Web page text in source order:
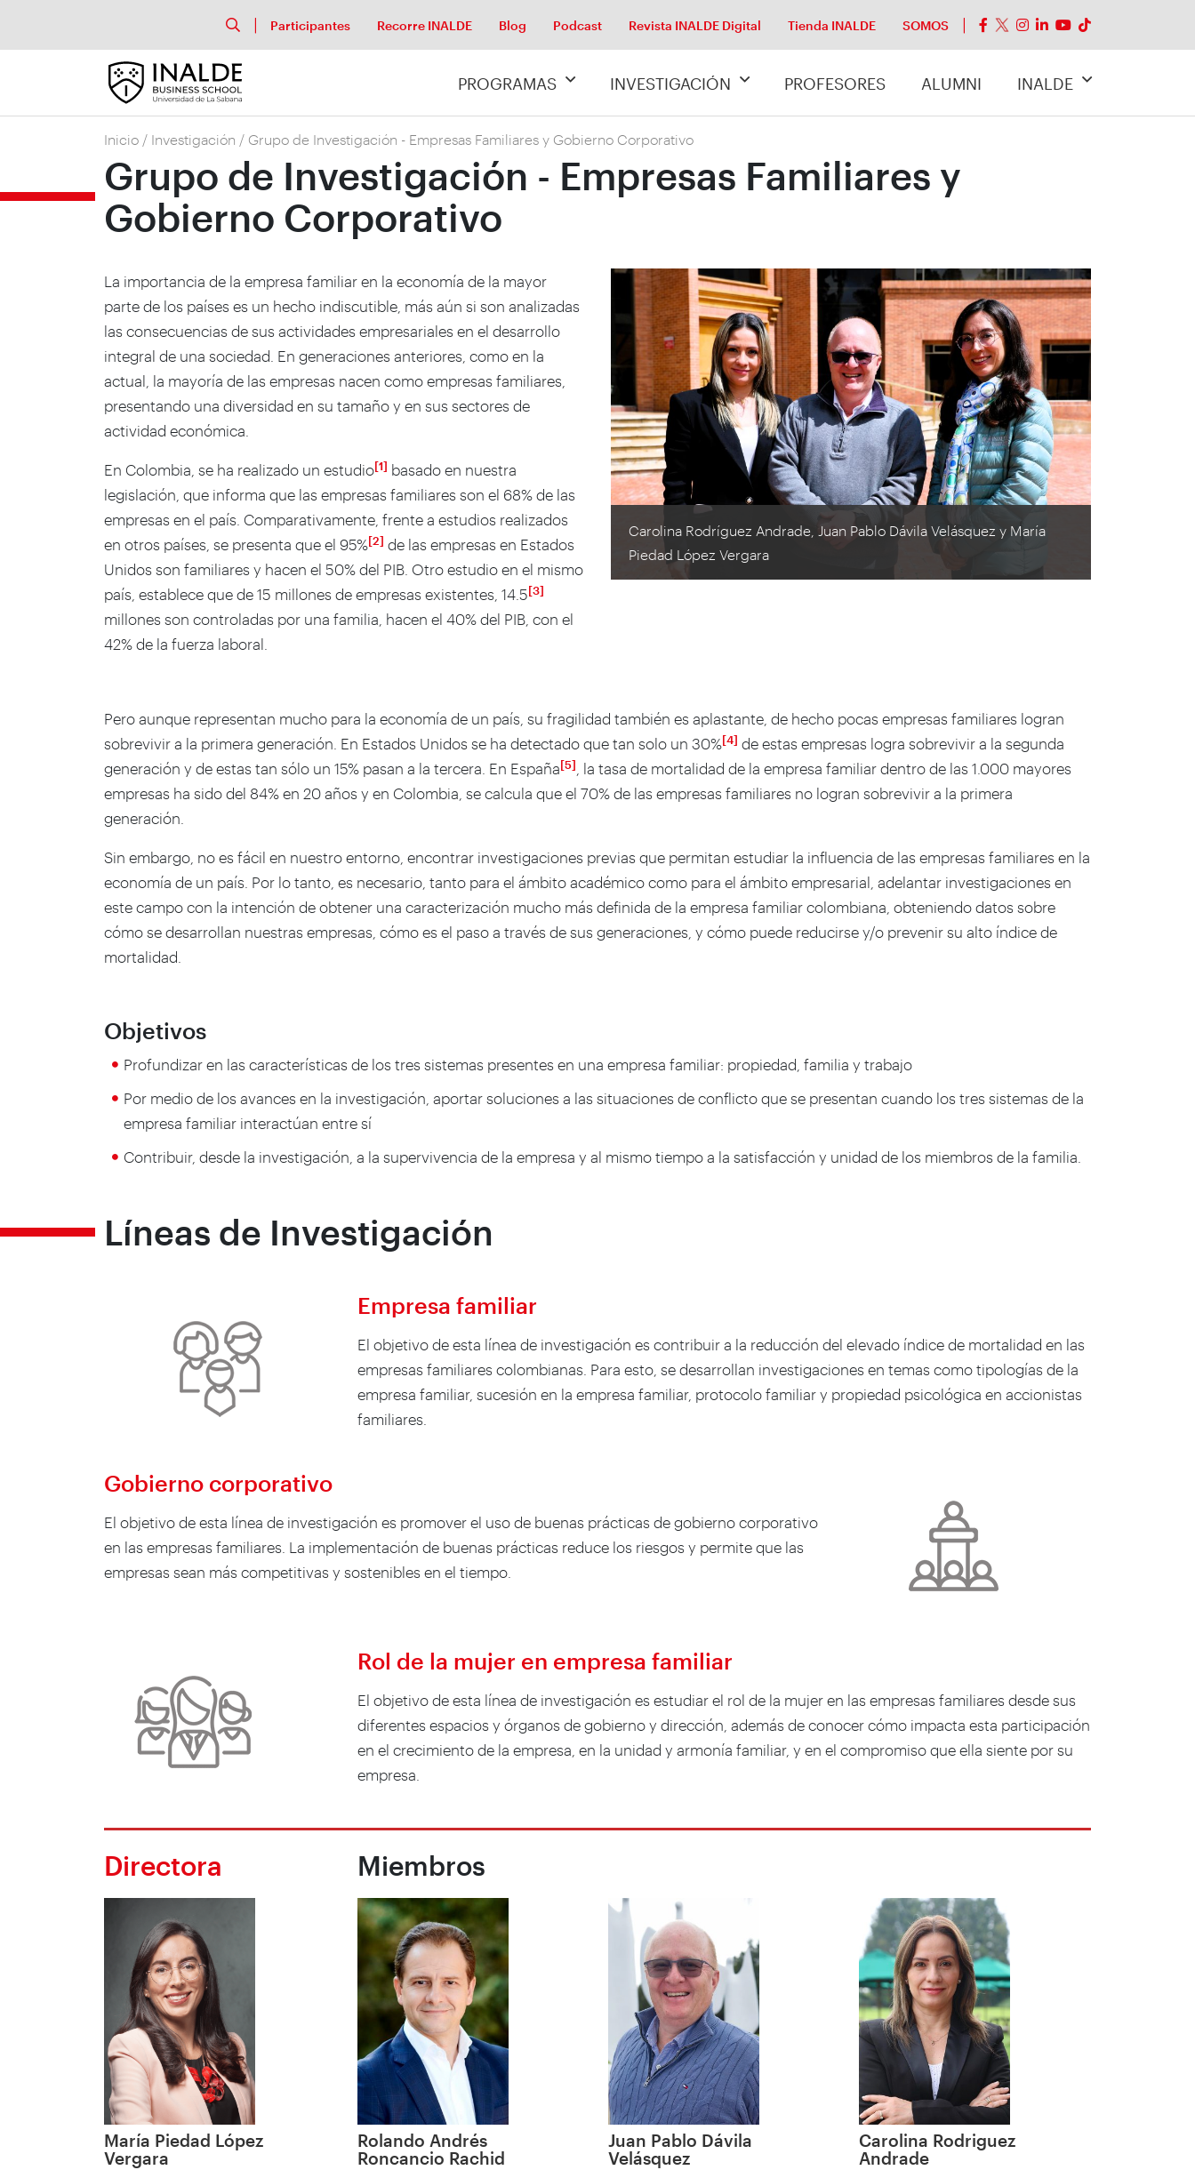
Participantes Recorre INALDE Blog Podcast Revista INALDE Digital Tienda INALDE SOMOS
PROGRAMAS INVESTIGACIÓN PROFESORES ALUMNI INALDE
Inicio / Investigación / Grupo de Investigación - Empresas Familiares y Gobierno Corporativo
Grupo de Investigación - Empresas Familiares y
Gobierno Corporativo
La importancia de la empresa familiar en la economía de la mayor
parte de los países es un hecho indiscutible, más aún si son analizadas
las consecuencias de sus actividades empresariales en el desarrollo
integral de una sociedad. En generaciones anteriores, como en la
actual, la mayoría de las empresas nacen como empresas familiares,
presentando una diversidad en su tamaño y en sus sectores de
actividad económica.
En Colombia, se ha realizado un estudio[1] basado en nuestra
legislación, que informa que las empresas familiares son el 68% de las
empresas en el país. Comparativamente, frente a estudios realizados
en otros países, se presenta que el 95%[2] de las empresas en Estados
Unidos son familiares y hacen el 50% del PIB. Otro estudio en el mismo
país, establece que de 15 millones de empresas existentes, 14.5[3]
millones son controladas por una familia, hacen el 40% del PIB, con el
42% de la fuerza laboral.
Carolina Rodríguez Andrade, Juan Pablo Dávila Velásquez y María
Piedad López Vergara
Pero aunque representan mucho para la economía de un país, su fragilidad también es aplastante, de hecho pocas empresas familiares logran
sobrevivir a la primera generación. En Estados Unidos se ha detectado que tan solo un 30%[4] de estas empresas logra sobrevivir a la segunda
generación y de estas tan sólo un 15% pasan a la tercera. En España[5]
, la tasa de mortalidad de la empresa familiar dentro de las 1.000 mayores
empresas ha sido del 84% en 20 años y en Colombia, se calcula que el 70% de las empresas familiares no logran sobrevivir a la primera
generación.
Sin embargo, no es fácil en nuestro entorno, encontrar investigaciones previas que permitan estudiar la influencia de las empresas familiares en la
economía de un país. Por lo tanto, es necesario, tanto para el ámbito académico como para el ámbito empresarial, adelantar investigaciones en
este campo con la intención de obtener una caracterización mucho más definida de la empresa familiar colombiana, obteniendo datos sobre
cómo se desarrollan nuestras empresas, cómo es el paso a través de sus generaciones, y cómo puede reducirse y/o prevenir su alto índice de
mortalidad.
Objetivos
Profundizar en las características de los tres sistemas presentes en una empresa familiar: propiedad, familia y trabajo
Por medio de los avances en la investigación, aportar soluciones a las situaciones de conflicto que se presentan cuando los tres sistemas de la
empresa familiar interactúan entre sí
Contribuir, desde la investigación, a la supervivencia de la empresa y al mismo tiempo a la satisfacción y unidad de los miembros de la familia.
Líneas de Investigación
Empresa familiar
El objetivo de esta línea de investigación es contribuir a la reducción del elevado índice de mortalidad en las
empresas familiares colombianas. Para esto, se desarrollan investigaciones en temas como tipologías de la
empresa familiar, sucesión en la empresa familiar, protocolo familiar y propiedad psicológica en accionistas
familiares.
Gobierno corporativo
El objetivo de esta línea de investigación es promover el uso de buenas prácticas de gobierno corporativo
en las empresas familiares. La implementación de buenas prácticas reduce los riesgos y permite que las
empresas sean más competitivas y sostenibles en el tiempo.
Rol de la mujer en empresa familiar
El objetivo de esta línea de investigación es estudiar el rol de la mujer en las empresas familiares desde sus
diferentes espacios y órganos de gobierno y dirección, además de conocer cómo impacta esta participación
en el crecimiento de la empresa, en la unidad y armonía familiar, y en el compromiso que ella siente por su
empresa.
Directora
María Piedad López
Vergara
Miembros
Rolando Andrés
Roncancio Rachid
Juan Pablo Dávila
Velásquez
Carolina Rodriguez
Andrade